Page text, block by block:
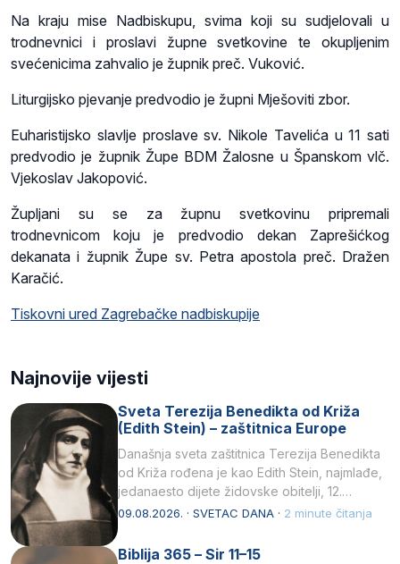
Na kraju mise Nadbiskupu, svima koji su sudjelovali u
trodnevnici i proslavi župne svetkovine te okupljenim
svećenicima zahvalio je župnik preč. Vuković.
Liturgijsko pjevanje predvodio je župni Mješoviti zbor.
Euharistijsko slavlje proslave sv. Nikole Tavelića u 11 sati
predvodio je župnik Župe BDM Žalosne u Španskom vlč.
Vjekoslav Jakopović.
Župljani su se za župnu svetkovinu pripremali
trodnevnicom koju je predvodio dekan Zaprešićkog
dekanata i župnik Župe sv. Petra apostola preč. Dražen
Karačić.
Tiskovni ured Zagrebačke nadbiskupije
Najnovije vijesti
Sveta Terezija Benedikta od Križa
(Edith Stein) – zaštitnica Europe
Današnja sveta zaštitnica Terezija Benedikta
od Križa rođena je kao Edith Stein, najmlađe,
jedanaesto dijete židovske obitelji, 12.
listopada 1891, u Wrocławu…
09.08.2026. · SVETAC DANA · 2 minute čitanja
Biblija 365 – Sir 11–15